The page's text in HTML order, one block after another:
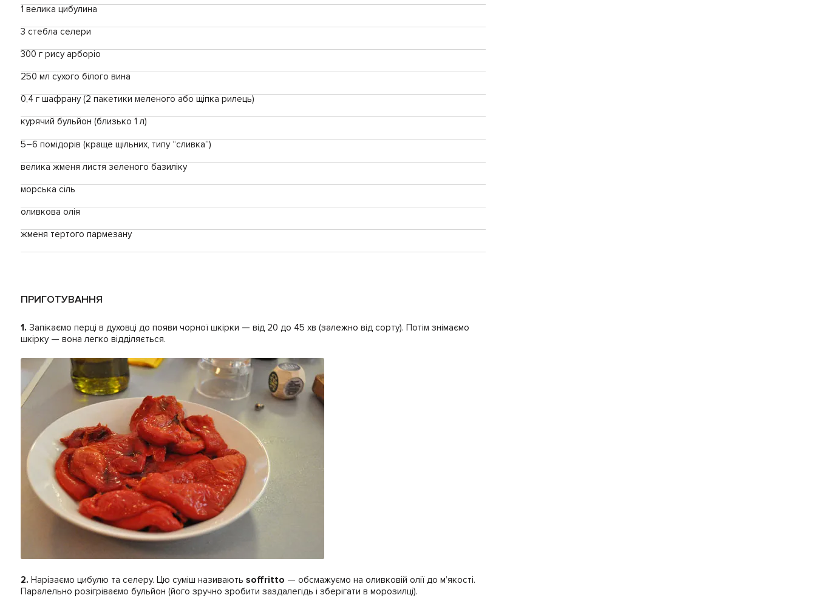
1 велика цибулина
3 стебла селери
300 г рису арборіо
250 мл сухого білого вина
0,4 г шафрану (2 пакетики меленого або щіпка рилець)
курячий бульйон (близько 1 л)
5–6 помідорів (краще щільних, типу “сливка”)
велика жменя листя зеленого базиліку
морська сіль
оливкова олія
жменя тертого пармезану
ПРИГОТУВАННЯ
1. Запікаємо перці в духовці до появи чорної шкірки — від 20 до 45 хв (залежно від сорту). Потім знімаємо
шкірку — вона легко відділяється.
2. Нарізаємо цибулю та селеру. Цю суміш називають soffritto — обсмажуємо на оливковій олії до м’якості.
Паралельно розігріваємо бульйон (його зручно зробити заздалегідь і зберігати в морозилці).